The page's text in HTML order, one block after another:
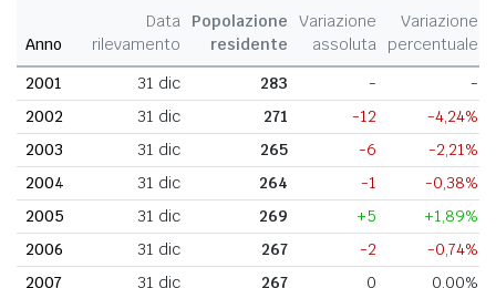
Anno
Data
rilevamento
Popolazione
residente
Variazione
assoluta
Variazione
percentuale
2001
31 dic 283 -
-
2002
31 dic 271 -12
-4,24%
2003
31 dic 265 -6
-2,21%
2004
31 dic 264 -1
-0,38%
2005
31 dic 269 +5
+1,89%
2006
31 dic 267 -2
-0,74%
2007
31 dic 267 0
0,00%